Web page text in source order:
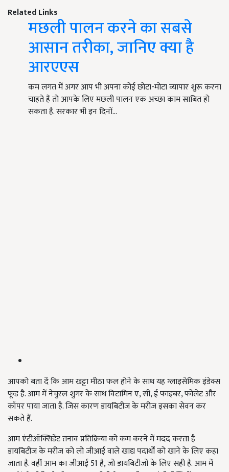
Related Links
मछली पालन करने का सबसे
आसान तरीका, जानिए क्या है
आरएएस
कम लगत में अगर आप भी अपना कोई छोटा-मोटा व्यापार शुरू करना
चाहते हैं तो आपके लिए मछली पालन एक अच्छा काम साबित हो
सकता है. सरकार भी इन दिनों…
आपको बता दें कि आम खट्टा मीठा फल होने के साथ यह ग्लाइसेमिक इंडेक्स
फूड है. आम में नेचुरल शुगर के साथ विटामिन ए, सी, ई फाइबर, फोलेट और
कॉपर पाया जाता है. जिस कारण डायबिटीज के मरीज इसका सेवन कर
सकते हैं.
आम एंटीऑक्सिडेंट तनाव प्रतिक्रिया को कम करने में मदद करता है
डायबिटीज के मरीज को लो जीआई वाले खाद्य पदार्थों को खाने के लिए कहा
जाता है. वहीं आम का जीआई 51 है, जो डायबिटीजों के लिए सही है. आम में